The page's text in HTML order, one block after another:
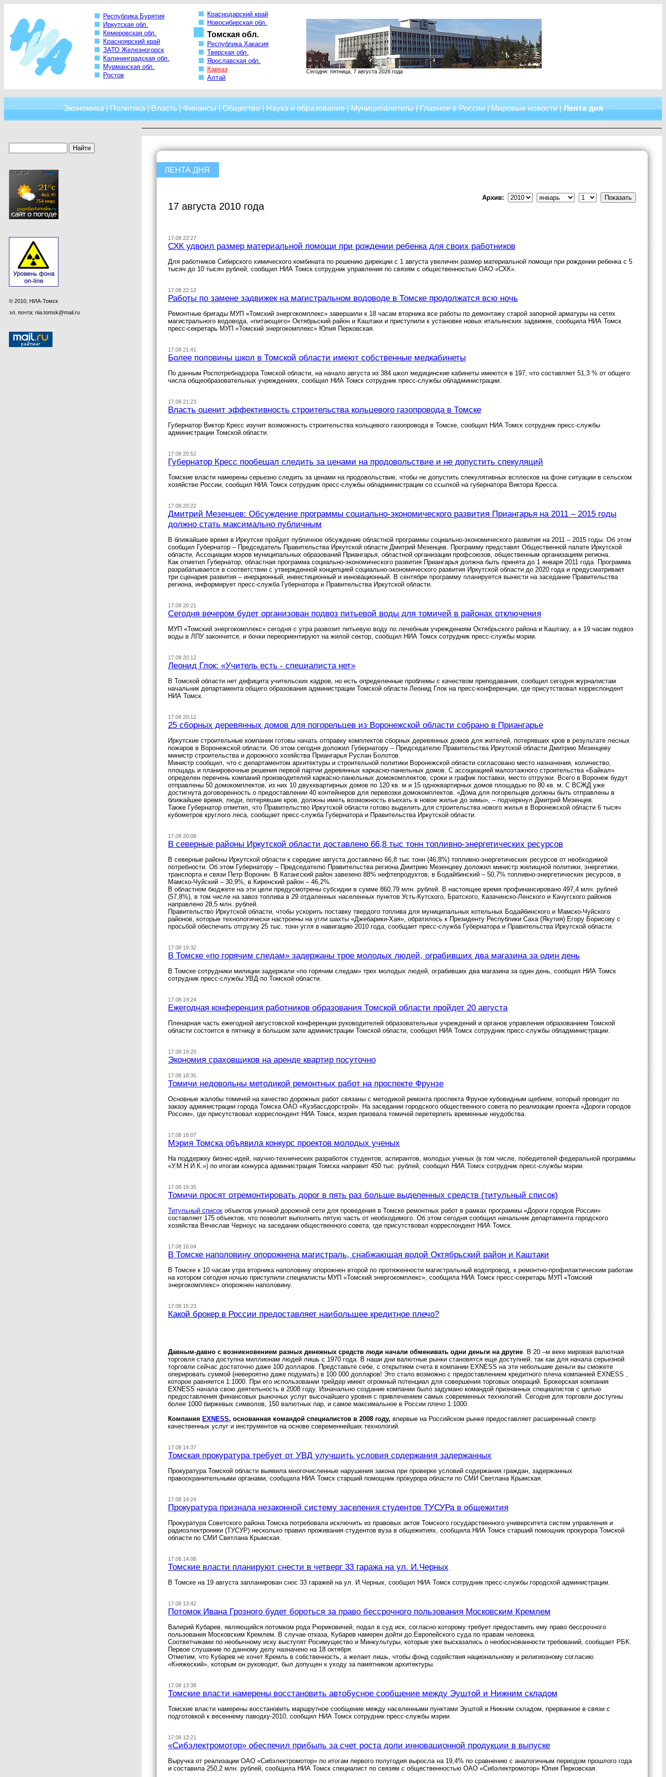
Республика Бурятия
Иркутская обл.
Кемеровская обл.
Красноярский край
ЗАТО Железногорск
Калининградская обл.
Мурманская обл.
Ростов
Краснодарский край
Новосибирская обл.
Томская обл.
Республика Хакасия
Тверская обл.
Ярославская обл.
Кавказ
Алтай
Сегодня: пятница, 7 августа 2026 года
Экономика|Политика|Власть|Финансы|Общество|Наука и образование|Муниципалитеты|Главное в России|Мировые новости|Лента дня
© 2010, НИА-Томск
эл. почта: nia.tomsk@mail.ru
17 августа 2010 года
Архив:
17.08 22:27
СХК удвоил размер материальной помощи при рождении ребенка для своих работников
Для работников Сибирского химического комбината по решению дирекции с 1 августа увеличен размер материальной помощи при рождении ребенка с 5
тысяч до 10 тысяч рублей, сообщил НИА Томск сотрудник управления по связям с общественностью ОАО «СХК».
17.08 22:12
Работы по замене задвижек на магистральном водоводе в Томске продолжатся всю ночь
Ремонтные бригады МУП «Томский энергокомплекс» завершили к 18 часам вторника все работы по демонтажу старой запорной арматуры на сетях
магистрального водовода, «питающего» Октябрьский район и Каштаки и приступили к установке новых итальянских задвижек, сообщила НИА Томск
пресс-секретарь МУП «Томский энергокомплекс» Юлия Перковская.
17.08 21:41
Более половины школ в Томской области имеют собственные медкабинеты
По данным Роспотребнадзора Томской области, на начало августа из 384 школ медицинские кабинеты имеются в 197, что составляет 51,3 % от общего
числа общеобразовательных учреждениях, сообщил НИА Томск сотрудник пресс-службы обладминистрации.
17.08 21:23
Власть оценит эффективность строительства кольцевого газопровода в Томске
Губернатор Виктор Кресс изучит возможность строительства кольцевого газопровода в Томске, сообщил НИА Томск сотрудник пресс-службы
администрации Томской области.
17.08 20:52
Губернатор Кресс пообещал следить за ценами на продовольствие и не допустить спекуляций
Томские власти намерены серьезно следить за ценами на продовольствие, чтобы не допустить спекулятивных всплесков на фоне ситуации в сельском
хозяйстве России, сообщил НИА Томск сотрудник пресс-службы обладминистрации со ссылкой на губернатора Виктора Кресса.
17.08 20:22
Дмитрий Мезенцев: Обсуждение программы социально-экономического развития Приангарья на 2011 – 2015 годы
должно стать максимально публичным
В ближайшее время в Иркутске пройдет публичное обсуждение областной программы социально-экономического развития на 2011 – 2015 годы. Об этом
сообщил Губернатор – Председатель Правительства Иркутской области Дмитрий Мезенцев. Программу представят Общественной палате Иркутской
области, Ассоциации мэров муниципальных образований Приангарья, областной организации профсоюзов, общественным организациям региона.
Как отметил Губернатор, областная программа социально-экономического развития Приангарья должна быть принята до 1 января 2011 года. Программа
разрабатывается в соответствии с утвержденной концепцией социально-экономического развития Иркутской области до 2020 года и предусматривает
три сценария развития – инерционный, инвестиционный и инновационный. В сентябре программу планируется вынести на заседание Правительства
региона, информирует пресс-служба Губернатора и Правительства Иркутской области.
17.08 20:21
Сегодня вечером будет организован подвоз питьевой воды для томичей в районах отключения
МУП «Томский энергокомплекс» сегодня с утра развозит питьевую воду по лечебным учреждениям Октябрьского района и Каштаку, а к 19 часам подвоз
воды в ЛПУ закончится, и бочки переориентируют на жилой сектор, сообщил НИА Томск сотрудник пресс-службы мэрии.
17.08 20:12
Леонид Глок: «Учитель есть - специалиста нет»
В Томской области нет дефицита учительских кадров, но есть определенные проблемы с качеством преподавания, сообщил сегодня журналистам
начальник департамента общего образования администрации Томской области Леонид Глок на пресс-конференции, где присутствовал корреспондент
НИА Томск.
17.08 20:12
25 сборных деревянных домов для погорельцев из Воронежской области собрано в Приангарье
Иркутские строительные компании готовы начать отправку комплектов сборных деревянных домов для жителей, потерявших кров в результате лесных
пожаров в Воронежской области. Об этом сегодня доложил Губернатору – Председателю Правительства Иркутской области Дмитрию Мезенцеву
министр строительства и дорожного хозяйства Приангарья Руслан Болотов.
Министр сообщил, что с департаментом архитектуры и строительной политики Воронежской области согласовано место назначения, количество,
площадь и планировочные решения первой партии деревянных каркасно-панельных домов. С ассоциацией малоэтажного строительства «Байкал»
определен перечень компаний производителей каркасно-панельных домокомплектов, сроки и график поставки, место отгрузки. Всего в Воронеж будут
отправлены 50 домокомплектов, из них 10 двухквартирных домов по 120 кв. м и 15 одноквартирных домов площадью по 80 кв. м. С ВСЖД уже
достигнута договоренность о предоставлении 40 контейнеров для перевозки домокомплектов. «Дома для погорельцев должны быть отправлены в
ближайшее время, люди, потерявшие кров, должны иметь возможность въехать в новое жилье до зимы», – подчеркнул Дмитрий Мезенцев.
Также Губернатор отметил, что Правительство Иркутской области готово выделить для строительства нового жилья в Воронежской области 6 тысяч
кубометров круглого леса, сообщает пресс-служба Губернатора и Правительства Иркутской области.
17.08 20:08
В северные районы Иркутской области доставлено 66,8 тыс тонн топливно-энергетических ресурсов
В северные районы Иркутской области к середине августа доставлено 66,8 тыс тонн (46,8%) топливно-энергетических ресурсов от необходимой
потребности. Об этом Губернатору – Председателю Правительства региона Дмитрию Мезенцеву доложил министр жилищной политики, энергетики,
транспорта и связи Петр Воронин. В Катангский район завезено 88% нефтепродуктов, в Бодайбинский – 50,7% топливно-энергетических ресурсов, в
Мамско-Чуйский – 30,9%, в Киренский район – 46,2%.
В областном бюджете на эти цели предусмотрены субсидии в сумме 860,79 млн. рублей. В настоящее время профинансировано 497,4 млн. рублей
(57,8%), в том числе на завоз топлива в 29 отдаленных населенных пунктов Усть-Кутского, Братского, Казачинско-Ленского и Качугского районов
направлено 28,5 млн. рублей.
Правительство Иркутской области, чтобы ускорить поставку твердого топлива для муниципальных котельных Бодайбинского и Мамско-Чуйского
районов, которые технологически настроены на угли шахты «Джебарики-Хая», обратилось к Президенту Республики Саха (Якутия) Егору Борисову с
просьбой обеспечить отгрузку 25 тыс. тонн угля в навигацию 2010 года, сообщает пресс-служба Губернатора и Правительства Иркутской области.
17.08 19:32
В Томске «по горячим следам» задержаны трое молодых людей, ограбивших два магазина за один день
В Томске сотрудники милиции задержали «по горячим следам» трех молодых людей, ограбивших два магазина за один день, сообщил НИА Томск
сотрудник пресс-службы УВД по Томской области.
17.08 19:24
Ежегодная конференция работников образования Томской области пройдет 20 августа
Пленарная часть ежегодной августовской конференции руководителей образовательных учреждений и органов управления образованием Томской
области состоится в пятницу в большом зале администрации Томской области, сообщил НИА Томск сотрудник пресс-службы обладминистрации.
17.08 19:20
Экономия сраховщиков на аренде квартир посуточно
17.08 18:35
Томичи недовольны методикой ремонтных работ на проспекте Фрунзе
Основные жалобы томичей на качество дорожных работ связаны с методикой ремонта проспекта Фрунзе кубовидным щебнем, который проводит по
заказу администрации города Томска ОАО «Кузбассдорстрой». На заседании городского общественного совета по реализации проекта «Дороги городов
России», где присутствовал корреспондент НИА Томск, мэрия призвала томичей перетерпеть временные неудобства.
17.08 18:07
Мэрия Томска объявила конкурс проектов молодых ученых
На поддержку бизнес-идей, научно-технических разработок студентов, аспирантов, молодых ученых (в том числе, победителей федеральной программы
«У.М.Н.И.К.») по итогам конкурса администрация Томска направит 450 тыс. рублей, сообщил НИА Томск сотрудник пресс-службы мэрии.
17.08 16:35
Томичи просят отремонтировать дорог в пять раз больше выделенных средств (титульный список)
Титульный список объектов уличной дорожной сети для проведения в Томске ремонтных работ в рамках программы «Дороги городов России»
составляет 175 объектов, что позволит выполнить пятую часть от необходимого. Об этом сегодня сообщил начальник департамента городского
хозяйства Вячеслав Черноус на заседании общественного совета, где присутствовал корреспондент НИА Томск.
17.08 16:04
В Томске наполовину опорожнена магистраль, снабжающая водой Октябрьский район и Каштаки
В Томске к 10 часам утра вторника наполовину опорожнен второй по протяженности магистральный водопровод, к ремонтно-профилактическим работам
на котором сегодня ночью приступили специалисты МУП «Томский энергокомплекс», сообщила НИА Томск пресс-секретарь МУП «Томский
энергокомплекс» опорожнен наполовину.
17.08 15:23
Какой брокер в России предоставляет наибольшее кредитное плечо?
Давным-давно с возникновением разных денежных средств люди начали обменивать одни деньги на другие. В 20 –м веке мировая валютная
торговля стала доступна миллионам людей лишь с 1970 года. В наши дни валютные рынки становятся еще доступней, так как для начала серьезной
торговли сейчас достаточно даже 100 долларов. Представьте себе, с открытием счета в компании EXNESS на эти небольшие деньги вы сможете
оперировать суммой (невероятно даже подумать) в 100 000 долларов! Это стало возможно с предоставлением кредитного плеча компанией EXNESS ,
которое равняется 1:1000. При его использовании трейдер имеет огромный потенциал для совершения торговых операций. Брокерская компания
EXNESS начала свою деятельность в 2008 году. Изначально создание компании было задумано командой признанных специалистов с целью
предоставления финансовых рыночных услуг высочайшего уровня с привлечением самых современных технологий. Сегодня для торговли доступны
более 1000 биржевых символов, 150 валютных пар, и самое максимальное в России плечо 1:1000.
Компания EXNESS, основанная командой специалистов в 2008 году, впервые на Российском рынке предоставляет расширенный спектр
качественных услуг и инструментов на основе современнейших технологий.
17.08 14:37
Томская прокуратура требует от УВД улучшить условия содержания задержанных
Прокуратура Томской области выявила многочисленные нарушения закона при проверке условий содержания граждан, задержанных
правоохранительными органами, сообщила НИА Томск старший помощник прокурора области по СМИ Светлана Крымская.
17.08 14:24
Прокуратура признала незаконной систему заселения студентов ТУСУРа в общежития
Прокуратура Советского района Томска потребовала исключить из правовых актов Томского государственного университета систем управления и
радиоэлектроники (ТУСУР) несколько правил проживания студентов вуза в общежитиях, сообщила НИА Томск старший помощник прокурора Томской
области по СМИ Светлана Крымская.
17.08 14:08
Томские власти планируют снести в четверг 33 гаража на ул. И.Черных
В Томске на 19 августа запланирован снос 33 гаражей на ул. И.Черных, сообщил НИА Томск сотрудник пресс-службы городской администрации.
17.08 13:42
Потомок Ивана Грозного будет бороться за право бессрочного пользования Московским Кремлем
Валерий Кубарев, являющийся потомком рода Рюриковичей, подал в суд иск, согласно которому требует предоставить ему право бессрочного
пользования Московским Кремлем. В случае отказа, Кубарев намерен дойти до Европейского суда по правам человека.
Соответчиками по необычному иску выступят Росимущество и Минкультуры, которые уже высказались о необоснованности требований, сообщает РБК.
Первое слушание по данному делу назначено на 18 октября.
Отметим, что Кубарев не хочет Кремль в собственность, а желает лишь, чтобы фонд содействия национальному и религиозному согласию
«Княжеский», которым он руководит, был допущен к уходу за памятником архитектуры.
17.08 13:38
Томские власти намерены восстановить автобусное сообщение между Эуштой и Нижним складом
Томские власти намерены восстановить маршрутное сообщение между населенными пунктами Эуштой и Нижним складом, прерванное в связи с
подготовкой к весеннему паводку-2010, сообщил НИА Томск сотрудник пресс-службы мэрии.
17.08 13:21
«Сибэлектромотор» обеспечил прибыль за счет роста доли инновационной продукции в выпуске
Выручка от реализации ОАО «Сибэлектромотор» по итогам первого полугодия выросла на 19,4% по сравнению с аналогичным периодом прошлого года
и составила 250,2 млн. рублей, сообщила НИА Томск специалист по связям с общественностью ОАО «Сибэлектромотор» Юлия Перковская.